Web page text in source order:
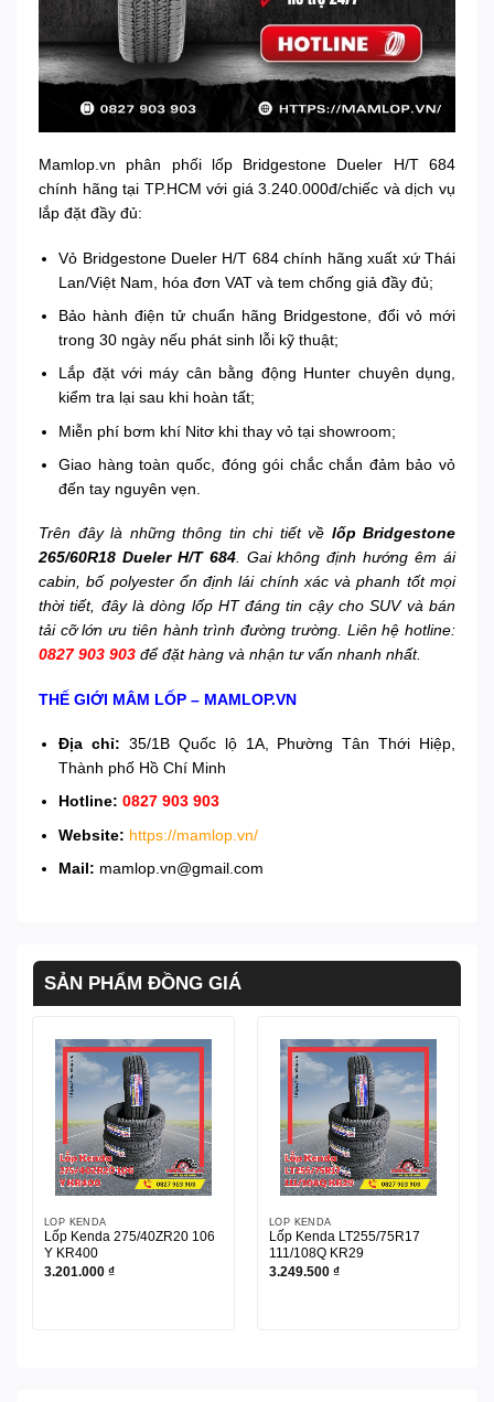
Mamlop.vn phân phối lốp Bridgestone Dueler H/T 684
chính hãng tại TP.HCM với giá 3.240.000đ/chiếc và dịch vụ
lắp đặt đầy đủ:
Vỏ Bridgestone Dueler H/T 684 chính hãng xuất xứ Thái
Lan/Việt Nam, hóa đơn VAT và tem chống giả đầy đủ;
Bảo hành điện tử chuẩn hãng Bridgestone, đổi vỏ mới
trong 30 ngày nếu phát sinh lỗi kỹ thuật;
Lắp đặt với máy cân bằng động Hunter chuyên dụng,
kiểm tra lại sau khi hoàn tất;
Miễn phí bơm khí Nitơ khi thay vỏ tại showroom;
Giao hàng toàn quốc, đóng gói chắc chắn đảm bảo vỏ
đến tay nguyên vẹn.
Trên đây là những thông tin chi tiết về lốp Bridgestone
265/60R18 Dueler H/T 684. Gai không định hướng êm ái
cabin, bố polyester ổn định lái chính xác và phanh tốt mọi
thời tiết, đây là dòng lốp HT đáng tin cậy cho SUV và bán
tải cỡ lớn ưu tiên hành trình đường trường. Liên hệ hotline:
0827 903 903 để đặt hàng và nhận tư vấn nhanh nhất.
THẾ GIỚI MÂM LỐP – MAMLOP.VN
Địa chỉ: 35/1B Quốc lộ 1A, Phường Tân Thới Hiệp,
Thành phố Hồ Chí Minh
Hotline:0827 903 903
Website: https://mamlop.vn/
Mail: mamlop.vn@gmail.com
SẢN PHẨM ĐỒNG GIÁ
LỐP KENDA
Lốp Kenda 275/40ZR20 106
Y KR400
3.201.000 ₫
LỐP KENDA
Lốp Kenda LT255/75R17
111/108Q KR29
3.249.500 ₫